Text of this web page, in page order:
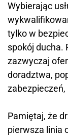
Wybierając
tylko w
spokój ducha.
zazwyczaj
doradztwa,
Pamiętaj, że
pierwsza linia